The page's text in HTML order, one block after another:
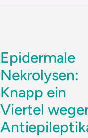
Epidermale
Nekrolysen:
Knapp ein
Viertel